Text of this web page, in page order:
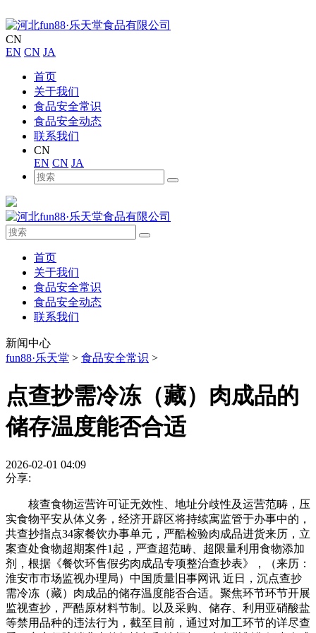
CN
EN CN JA
首页
关于我们
食品安全常识
食品安全动态
联系我们
CN
EN CN JA
首页
关于我们
食品安全常识
食品安全动态
联系我们
新闻中心
fun88·乐天堂 > 食品安全常识 >
点查抄需冷冻（藏）肉成品的
储存温度能否合适
2026-02-01 04:09
分享:
核查食物运营许可证无效性、地址分歧性及运营范畴，压
实食物平安从体义务，经济开辟区将持续寓监管于办事中的，
共查抄指点34家餐饮办事单元，严酷检验肉成品进货来历，立
案查处食物超期案件1起，严查超范畴、超限量利用食物添加
剂，根据《餐饮环售假劣肉成品专项整治查抄表》，（来历：
淮安市市场监视办理局）中国质量旧事网讯 近日，沉点查抄
需冷冻（藏）肉成品的储存温度能否合适。聚焦环节环节开展
监视查抄，严酷原材料节制。以及采购、储存、利用亚硝酸盐
等禁用品种的违法行为，截至目前，通过对加工环节的详尽查